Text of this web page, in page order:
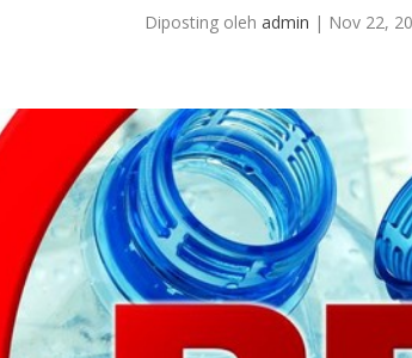
Diposting olehadmin | Nov 22,